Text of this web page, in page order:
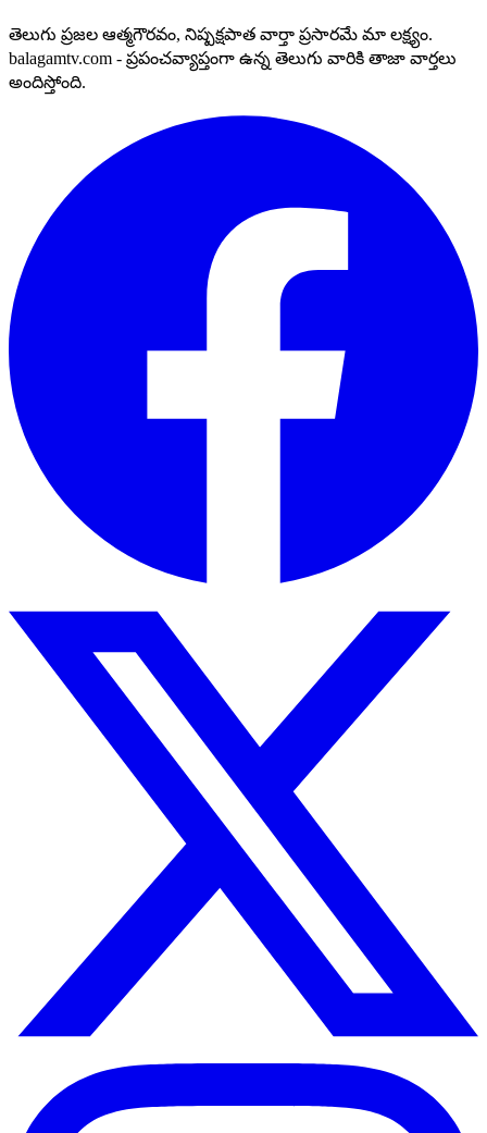
తెలుగు ప్రజల ఆత్మగౌరవం, నిష్పక్షపాత వార్తా ప్రసారమే మా లక్ష్యం.
balagamtv.com - ప్రపంచవ్యాప్తంగా ఉన్న తెలుగు వారికి తాజా వార్తలు
అందిస్తోంది.